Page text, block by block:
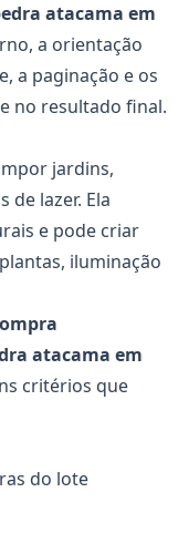
atacama em
a orientação
a paginação e os
no resultado final.
jardins,
de lazer. Ela
e pode criar
iluminação
atacama em
critérios que
do lote